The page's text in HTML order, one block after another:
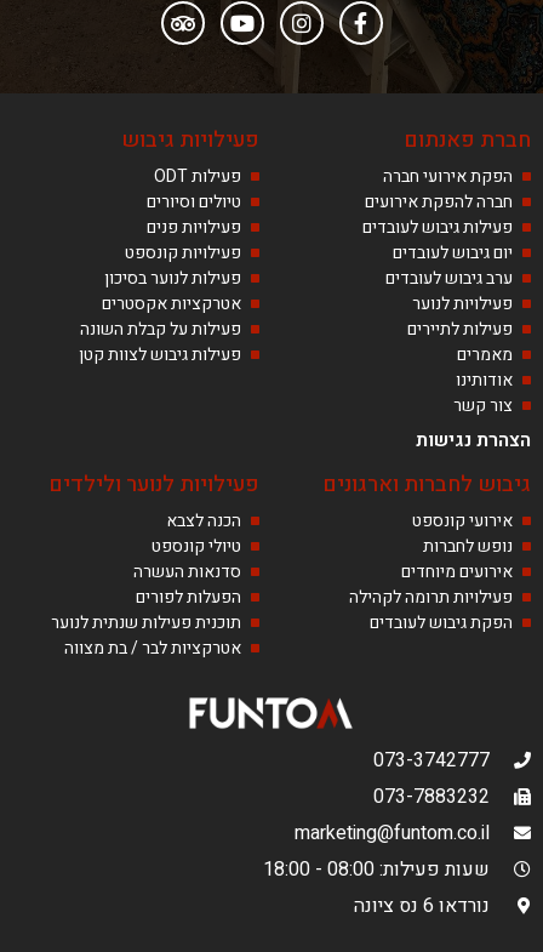
חברת פאנתום
הפקת אירועי חברה
חברה להפקת אירועים
פעילות גיבוש לעובדים
יום גיבוש לעובדים
ערב גיבוש לעובדים
פעילויות לנוער
פעילות לתיירים
מאמרים
אודותינו
צור קשר
הצהרת נגישות
פעילויות גיבוש
פעילות ODT
טיולים וסיורים
פעילויות פנים
פעילויות קונספט
פעילות לנוער בסיכון
אטרקציות אקסטרים
פעילות על קבלת השונה
פעילות גיבוש לצוות קטן
גיבוש לחברות וארגונים
אירועי קונספט
נופש לחברות
אירועים מיוחדים
פעילויות תרומה לקהילה
הפקת גיבוש לעובדים
פעילויות לנוער ולילדים
הכנה לצבא
טיולי קונספט
סדנאות העשרה
הפעלות לפורים
תוכנית פעילות שנתית לנוער
אטרקציות לבר / בת מצווה
073-3742777
073-7883232
marketing@funtom.co.il
שעות פעילות: 08:00 - 18:00
נורדאו 6 נס ציונה